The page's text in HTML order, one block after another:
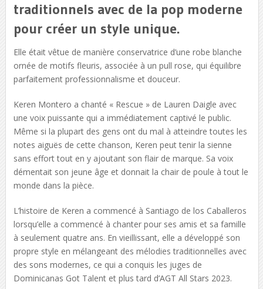
traditionnels avec de la pop moderne
pour créer un style unique.
Elle était vêtue de manière conservatrice d’une robe blanche
ornée de motifs fleuris, associée à un pull rose, qui équilibre
parfaitement professionnalisme et douceur.
Keren Montero a chanté « Rescue » de Lauren Daigle avec
une voix puissante qui a immédiatement captivé le public.
Même si la plupart des gens ont du mal à atteindre toutes les
notes aiguës de cette chanson, Keren peut tenir la sienne
sans effort tout en y ajoutant son flair de marque. Sa voix
démentait son jeune âge et donnait la chair de poule à tout le
monde dans la pièce.
L’histoire de Keren a commencé à Santiago de los Caballeros
lorsqu’elle a commencé à chanter pour ses amis et sa famille
à seulement quatre ans. En vieillissant, elle a développé son
propre style en mélangeant des mélodies traditionnelles avec
des sons modernes, ce qui a conquis les juges de
Dominicanas Got Talent et plus tard d’AGT All Stars 2023.